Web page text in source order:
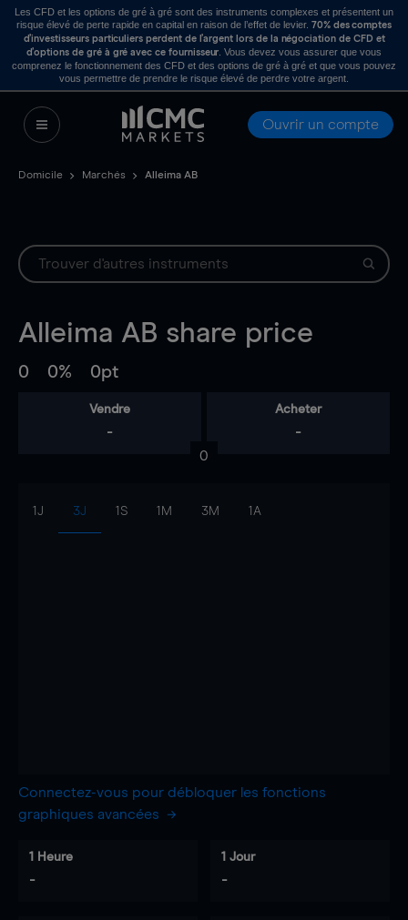
Les CFD et les options de gré à gré sont des instruments complexes et présentent un
risque élevé de perte rapide en capital en raison de l’effet de levier. 70% des comptes
d’investisseurs particuliers perdent de l’argent lors de la négociation de CFD et
d’options de gré à gré avec ce fournisseur . Vous devez vous assurer que vous
comprenez le fonctionnement des CFD et des options de gré à gré et que vous pouvez
vous permettre de prendre le risque élevé de perdre votre argent.
Ouvrir un compte
Domicile Marchés Alleima AB
Alleima AB share price
0 0% 0pt
Vendre
-
Acheter
-
0
1J 3J 1S 1M 3M 1A
Connectez-vous pour débloquer les fonctions
graphiques avancées
1 Heure
-
1 Jour
-